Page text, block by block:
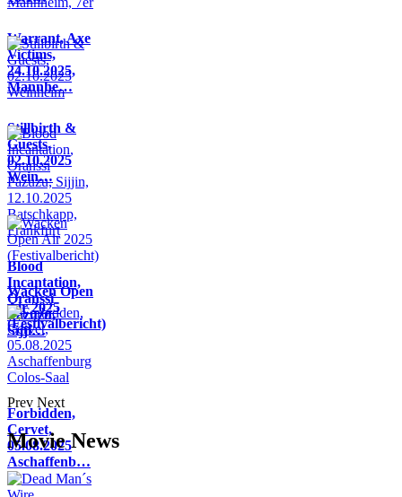
Warrant, Axe
Victims,
24.10.2025,
Mannhe…
Stillbirth &
Guests,
02.10.2025
Wein…
Blood
Incantation,
Oranssi
Pazuzu,
Sijji…
Wacken Open
Air 2025
(Festivalbericht)
Forbidden,
Cervet,
05.08.2025
Aschaffenb…
Prev Next
Movie News